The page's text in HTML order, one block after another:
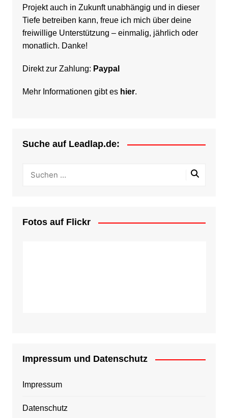
Projekt auch in Zukunft unabhängig und in dieser
Tiefe betreiben kann, freue ich mich über deine
freiwillige Unterstützung – einmalig, jährlich oder
monatlich. Danke!
Direkt zur Zahlung: Paypal
Mehr Informationen gibt es hier.
Suche auf Leadlap.de:
Fotos auf Flickr
Impressum und Datenschutz
Impressum
Datenschutz